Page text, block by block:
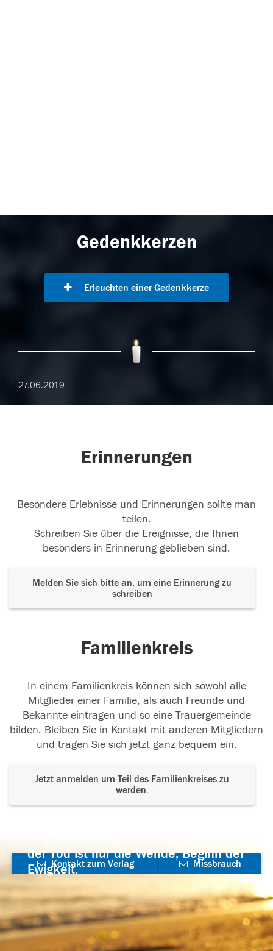
Gedenkkerzen
Erleuchten einer Gedenkkerze
27.06.2019
Erinnerungen
Besondere Erlebnisse und Erinnerungen sollte man
teilen.
Schreiben Sie über die Ereignisse, die Ihnen
besonders in Erinnerung geblieben sind.
Melden Sie sich bitte an, um eine Erinnerung zu
schreiben
Familienkreis
In einem Familienkreis können sich sowohl alle
Mitglieder einer Familie, als auch Freunde und
Bekannte eintragen und so eine Trauergemeinde
bilden. Bleiben Sie in Kontakt mit anderen Mitgliedern
und tragen Sie sich jetzt ganz bequem ein.
Jetzt anmelden um Teil des Familienkreises zu
werden.
der Tod ist nur die Wende, Beginn der
Ewigkeit.
Kontakt zum Verlag
aufnehmen
Missbrauch